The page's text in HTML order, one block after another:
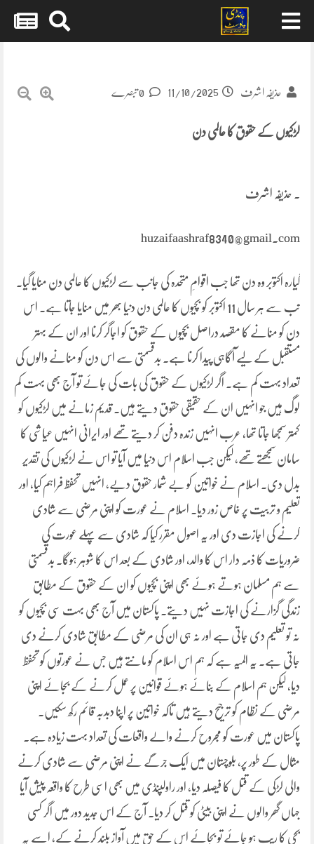
حذیفہ اشرف 11/10/2025
لڑکیوں کے حقوق کا عالمی دن
. حذیفہ اشرف
huzaifaashraf8340@gmail.com
گیارہ اکتوبر وہ دن تھا جب اقوامِ متحدہ کی جانب سے لڑکیوں کا عالمی دن منایا گیا۔
تب سے ہر سال 11 اکتوبر کو بچیوں کا عالمی دن دنیا بھر میں منایا جاتا ہے۔ اس
دن کو منانے کا مقصد دراصل بچیوں کے حقوق کو اجاگر کرنا اور ان کے بہتر
مستقبل کے لیے آگاہی پیدا کرنا ہے۔ بدقسمتی سے اس دن کو منانے والوں کی
تعداد بہت کم ہے۔ اگر لڑکیوں کے حقوق کی بات کی جائے تو آج بھی بہت کم
لوگ ہیں جو انہیں ان کے حقیقی حقوق دیتے ہیں۔ قدیم زمانے میں لڑکیوں کو
کمتر سمجھا جاتا تھا، عرب انہیں زندہ دفن کر دیتے تھے اور ایرانی انہیں عیاشی کا
سامان سمجھتے تھے، لیکن جب اسلام اس دنیا میں آیا تو اس نے لڑکیوں کی تقدیر
بدل دی۔ اسلام نے خواتین کو بے شمار حقوق دیے، انہیں تحفظ فراہم کیا، اور
تعلیم و تربیت پر خاص زور دیا۔ اسلام نے عورت کو اپنی مرضی سے شادی
کرنے کی اجازت دی اور یہ اصول مقرر کیا کہ شادی سے پہلے عورت کی
ضروریات کا ذمہ دار اس کا والد، اور شادی کے بعد اس کا شوہر ہوگا۔ بدقسمتی
سے ہم مسلمان ہوتے ہوئے بھی اپنی بچیوں کو ان کے حقوق کے مطابق
زندگی گزارنے کی اجازت نہیں دیتے۔ پاکستان میں آج بھی بہت سی بچیوں کو
نہ تو تعلیم دی جاتی ہے اور نہ ہی ان کی مرضی کے مطابق شادی کرنے دی
جاتی ہے۔ یہ المیہ ہے کہ ہم اس اسلام کو مانتے ہیں جس نے عورتوں کو تحفظ
دیا، لیکن ہم اسلام کے بنائے ہوئے قوانین پر عمل کرنے کے بجائے اپنی
مرضی کے نظام کو ترجیح دیتے ہیں تاکہ خواتین پر اپنا دبدبہ قائم رکھ سکیں۔
پاکستان میں عورت کو مجروح کرنے والے واقعات کی تعداد بہت زیادہ ہے۔
مثال کے طور پر، بلوچستان میں ایک جرگے نے اپنی مرضی سے شادی کرنے
والی لڑکی کے قتل کا فیصلہ دیا، اور راولپنڈی میں بھی اسی طرح کا واقعہ پیش آیا
جہاں گھر والوں نے اپنی بیٹی کو قتل کر دیا۔ آج کے اس جدید دور میں اگر کسی
بچی کا ریپ ہو جائے تو بجائے اس کے حق میں آواز بلند کرنے کے، اسے یہ